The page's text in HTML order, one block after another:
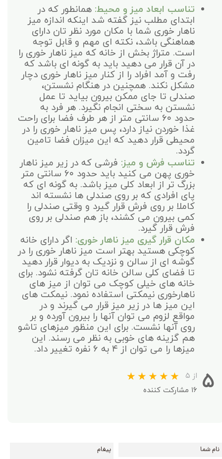
تناسب ابعاد میز و محیط: همانطور که در
ابتدای مطلب نیز گفته شد اینکه اندازه میز
ناهار خوری شما با مکان مورد نظر تان دارای
هماهنگی باشد، نکته ای مهم و قابل توجه
است. متراژ بخش از خانه که میز ناهار خوری را
در آن قرار می دهید باید به گونه ای باشد که
رفت و آمد افراد را از کنار میز ناهار خوری دچار
مشکل نکند. همچنین در هنگام نشستن،
صندلی تا جای ممکن بیرون بیاید تا عمل
نشستن به سختی انجام نگیرد. هر فرد به
حدود ۶۰ سانتی متر از هر طرف فضا برای راحت
غذا خوردن نیاز دارد، پس میز ناهار خوری را در
محیطی قرار دهید که این میزان فضا تامین
گردد.
تناسب فرش و میز: فرشی که در زیر میز ناهار
خوری پهن می کنید باید حدود ۶۰ سانتی متر
بزرگ تر از ابعاد کلی میز باشد. به گونه ای که
پای افرادی که بر روی صندلی ها نشسته اند
کاملا بر روی فرش قرار گیرد و وقتی صندلی را
کمی بیرون می کشند، باز هم صندلی بر روی
فرش قرار گیرد.
مکان قرار گیری میز ناهار خوری: اگر دارای خانه
کوچکی هستید بهتر است میز ناهار خوری را در
گوشه ای از سالن و نزدیک به دیوار قرار دهید
تا فضای کلی سالن خانه تان گرفته نشود. برای
خانه های خیلی کوچک می توان از میز های
ناهارخوری نیمکتی استفاده نمود. نیمکت های
این میز ها در زیر میز قرار می گیرند و در
مواقع لزوم می توان آنها را بیرون آورده و بر
روی آنها نشست. برای این منظور میزهای تاشو
هم گزینه های خوبی به نظر می رسند. این
میزها را می توان از ۴ به ۶ نفره تغییر داد.
۵ از ۵
۱۶ مشارکت کننده